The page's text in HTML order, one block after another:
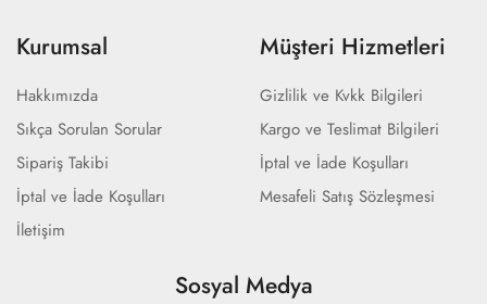
Kurumsal
Hakkımızda
Sıkça Sorulan Sorular
Sipariş Takibi
İptal ve İade Koşulları
İletişim
Müşteri Hizmetleri
Gizlilik ve Kvkk Bilgileri
Kargo ve Teslimat Bilgileri
İptal ve İade Koşulları
Mesafeli Satış Sözleşmesi
Sosyal Medya